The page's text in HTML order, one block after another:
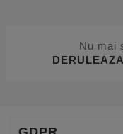
Nu mai